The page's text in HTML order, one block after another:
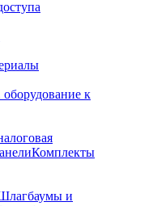
к
Комплекты
и